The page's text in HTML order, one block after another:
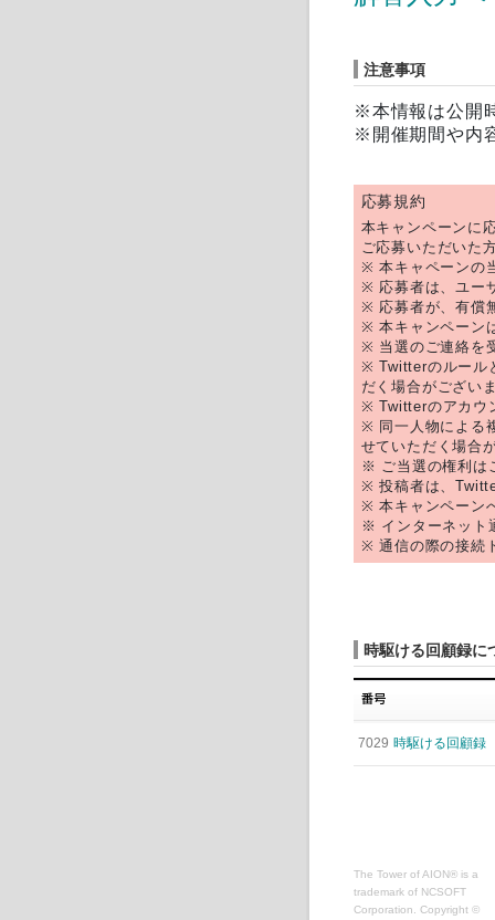
注意事項
※本情報は公開
※開催期間や内
応募規約
本キャンペーンに
ご応募いただいた
※ 本キャペーンの
※ 応募者は、ユー
※ 応募者が、有償
※ 本キャンペーン
※ 当選のご連絡を
※ Twitterのルール
だく場合がござい
※ Twitterのアカウ
※ 同一人物による
せていただく場合
※ ご当選の権利は
※ 投稿者は、
※ 本キャンペーン
※ インターネット
※ 通信の際の接続
時駆ける回顧録に
7029 時駆ける回顧録
The Tower of AION® is a
trademark of NCSOFT
Corporation. Copyright ©